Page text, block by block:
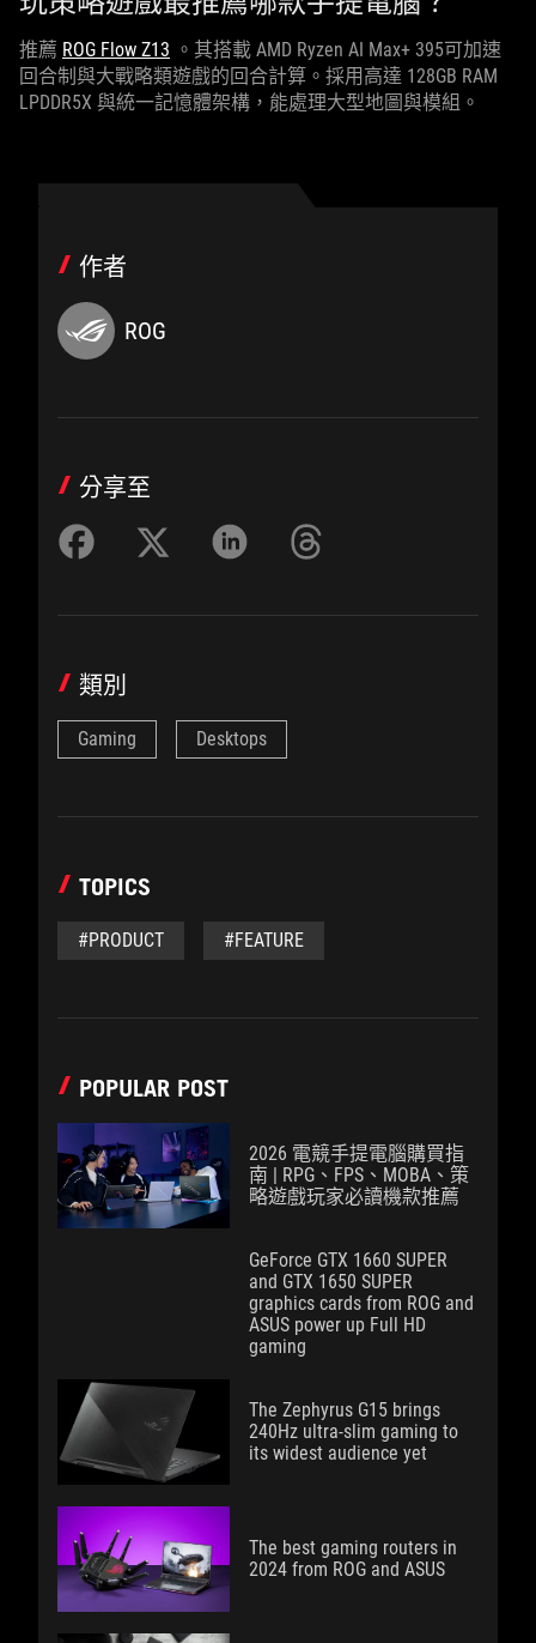
推薦 ROG Flow Z13 。其搭載 AMD Ryzen AI Max+ 395可加速
回合制與大戰略類遊戲的回合計算。採用高達 128GB RAM
LPDDR5X 與統一記憶體架構，能處理大型地圖與模組。
作者
ROG
分享至
類別
Gaming Desktops
TOPICS
#PRODUCT #FEATURE
POPULAR POST
2026 電競手提電腦購買指
南 | RPG、FPS、MOBA、策
略遊戲玩家必讀機款推薦
GeForce GTX 1660 SUPER
and GTX 1650 SUPER
graphics cards from ROG and
ASUS power up Full HD
gaming
The Zephyrus G15 brings
240Hz ultra-slim gaming to
its widest audience yet
The best gaming routers in
2024 from ROG and ASUS